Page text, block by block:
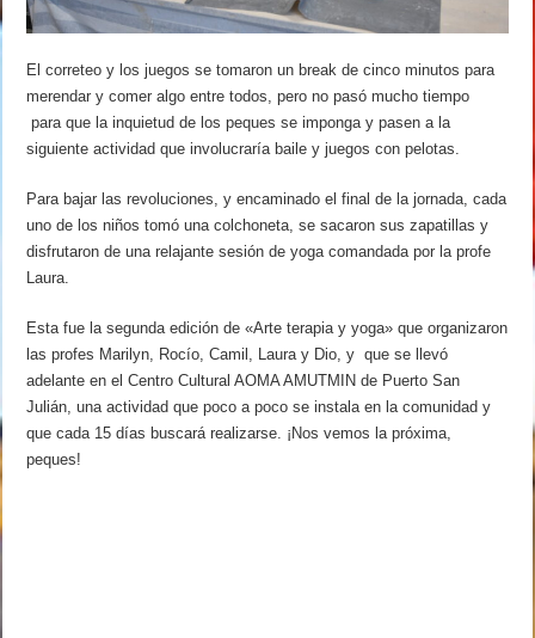
El correteo y los juegos se tomaron un break de cinco minutos para
merendar y comer algo entre todos, pero no pasó mucho tiempo
para que la inquietud de los peques se imponga y pasen a la
siguiente actividad que involucraría baile y juegos con pelotas.
Para bajar las revoluciones, y encaminado el final de la jornada, cada
uno de los niños tomó una colchoneta, se sacaron sus zapatillas y
disfrutaron de una relajante sesión de yoga comandada por la profe
Laura.
Esta fue la segunda edición de «Arte terapia y yoga» que organizaron
las profes Marilyn, Rocío, Camil, Laura y Dio, y que se llevó
adelante en el Centro Cultural AOMA AMUTMIN de Puerto San
Julián, una actividad que poco a poco se instala en la comunidad y
que cada 15 días buscará realizarse. ¡Nos vemos la próxima,
peques!